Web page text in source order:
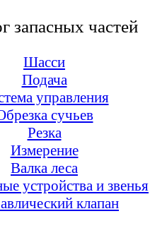
запасных частей
Шасси
Подача
управления
сучьев
Резка
Измерение
Валка леса
устройства и звенья
клапан